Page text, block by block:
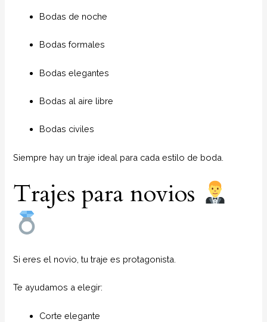
Bodas de noche
Bodas formales
Bodas elegantes
Bodas al aire libre
Bodas civiles
Siempre hay un traje ideal para cada estilo de boda.
Trajes para novios
Si eres el novio, tu traje es protagonista.
Te ayudamos a elegir:
Corte elegante